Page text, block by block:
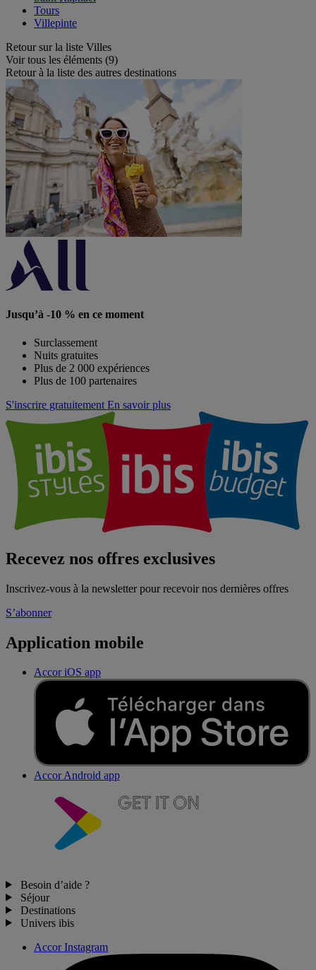
Tours
Villepinte
Retour sur la liste Villes
Voir tous les éléments (9)
Retour à la liste des autres destinations
Jusqu’à -10 % en ce moment
Surclassement
Nuits gratuites
Plus de 2 000 expériences
Plus de 100 partenaires
S'inscrire gratuitement En savoir plus
Recevez nos offres exclusives
Inscrivez-vous à la newsletter pour recevoir nos dernières offres
S’abonner
Application mobile
Accor iOS app
Accor Android app
Besoin d’aide ?
Séjour
Destinations
Univers ibis
Accor Instagram